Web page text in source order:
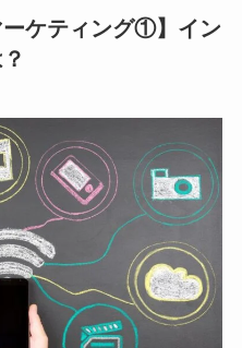
ーケティング①】イン